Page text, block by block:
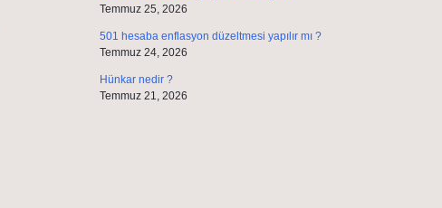
Temmuz 25, 2026
501 hesaba enflasyon düzeltmesi yapılır mı ?
Temmuz 24, 2026
Hünkar nedir ?
Temmuz 21, 2026